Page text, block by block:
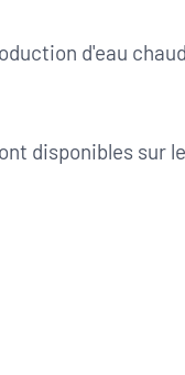
d'eau
disponibles sur